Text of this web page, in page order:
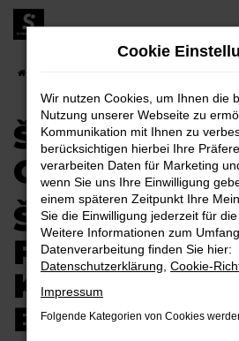
Zum
Hauptinhalt
ŠKODA
COTTBUS
ŠKODA
FÜR
EINFACH
Cookie
Wir nutzen Cookies, um Ihnen die
Nutzung unserer Webseite zu
Kommunikation mit Ihnen zu
berücksichtigen hierbei Ihre
verarbeiten Daten für Marketing
wenn Sie uns Ihre Einwilligung
einem späteren Zeitpunkt Ihre
Sie die Einwilligung jederzeit für
Weitere Informationen zum
Datenverarbeitung finden Sie hier:
Datenschutzerklärung Cookie-
Impressum
Folgende Kategorien von Cookies